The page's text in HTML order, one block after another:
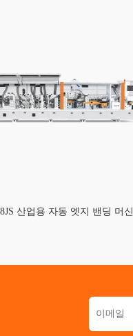
산업용 자동 엣지 밴딩 머신